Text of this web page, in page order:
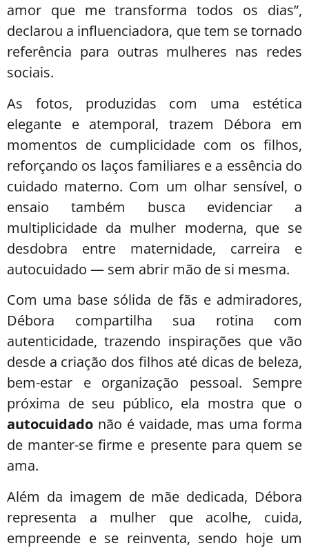
amor que me transforma todos os dias”,
declarou a influenciadora, que tem se tornado
referência para outras mulheres nas redes
sociais.
As fotos, produzidas com uma estética
elegante e atemporal, trazem Débora em
momentos de cumplicidade com os filhos,
reforçando os laços familiares e a essência do
cuidado materno. Com um olhar sensível, o
ensaio também busca evidenciar a
multiplicidade da mulher moderna, que se
desdobra entre maternidade, carreira e
autocuidado — sem abrir mão de si mesma.
Com uma base sólida de fãs e admiradores,
Débora compartilha sua rotina com
autenticidade, trazendo inspirações que vão
desde a criação dos filhos até dicas de beleza,
bem-estar e organização pessoal. Sempre
próxima de seu público, ela mostra que o
autocuidado não é vaidade, mas uma forma
de manter-se firme e presente para quem se
ama.
Além da imagem de mãe dedicada, Débora
representa a mulher que acolhe, cuida,
empreende e se reinventa, sendo hoje um